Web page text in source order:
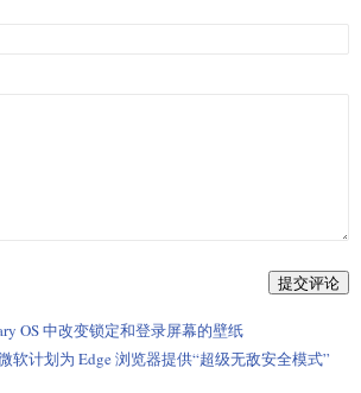
提交评论
OS 中改变锁定和登录屏幕的壁纸
软计划为 Edge 浏览器提供“超级无敌安全模式”